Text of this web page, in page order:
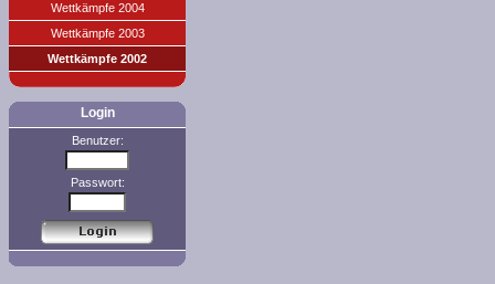
Wettkämpfe 2004
Wettkämpfe 2003
Wettkämpfe 2002
Login
Benutzer:
Passwort: